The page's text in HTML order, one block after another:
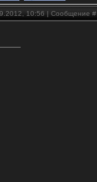
10:56 | Сообщение #